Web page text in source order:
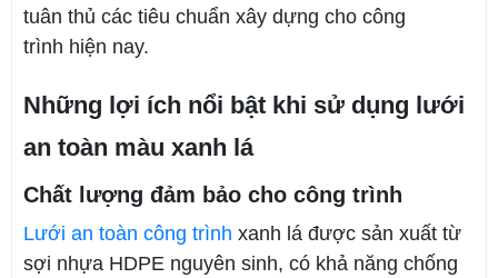
tuân thủ các tiêu chuẩn xây dựng cho công
trình hiện nay.
Những lợi ích nổi bật khi sử dụng lưới
an toàn màu xanh lá
Chất lượng đảm bảo cho công trình
Lưới an toàn công trình xanh lá được sản xuất từ
sợi nhựa HDPE nguyên sinh, có khả năng chống